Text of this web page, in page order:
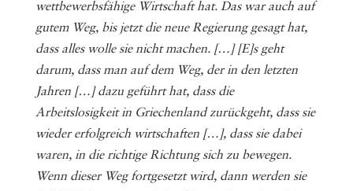
wettbewerbsfähige Wirtschaft hat. Das war auch auf
gutem Weg, bis jetzt die neue Regierung gesagt hat,
dass alles wolle sie nicht machen. […] [E]s geht
darum, dass man auf dem Weg, der in den letzten
Jahren […] dazu geführt hat, dass die
Arbeitslosigkeit in Griechenland zurückgeht, dass sie
wieder erfolgreich wirtschaften […], dass sie dabei
waren, in die richtige Richtung sich zu bewegen.
Wenn dieser Weg fortgesetzt wird, dann werden sie